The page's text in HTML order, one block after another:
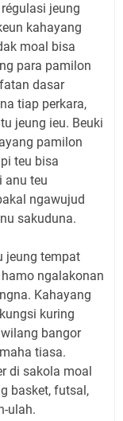
jeung
kahayang
moal bisa
para pamilon
dasar
tiap perkara,
jeung ieu. Beuki
pamilon
teu bisa
anu teu
ngawujud
sakuduna.
jeung tempat
ngalakonan
Kahayang
kuring
bangor
tiasa.
di sakola moal
basket, futsal,
ulah.